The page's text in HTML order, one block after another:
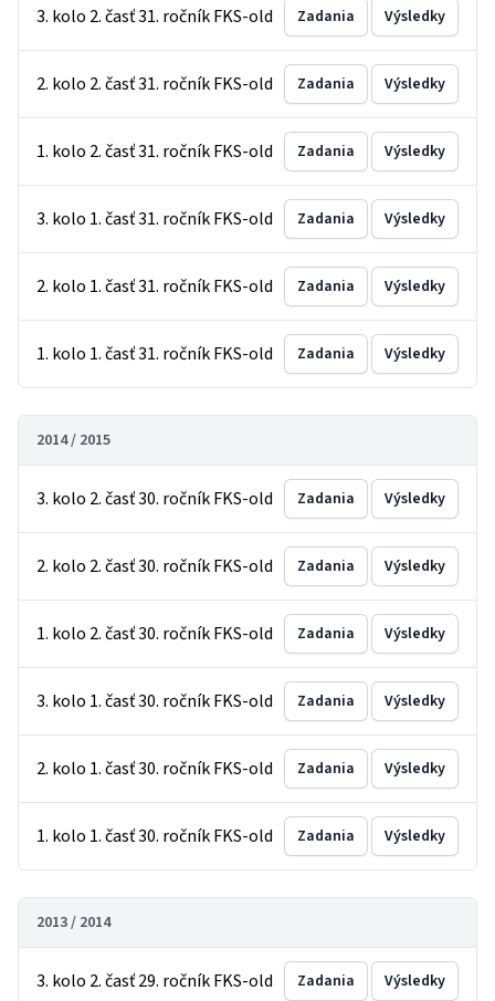
3. kolo 2. časť 31. ročník FKS-old Zadania Výsledky
2. kolo 2. časť 31. ročník FKS-old Zadania Výsledky
1. kolo 2. časť 31. ročník FKS-old Zadania Výsledky
3. kolo 1. časť 31. ročník FKS-old Zadania Výsledky
2. kolo 1. časť 31. ročník FKS-old Zadania Výsledky
1. kolo 1. časť 31. ročník FKS-old Zadania Výsledky
2014 / 2015
3. kolo 2. časť 30. ročník FKS-old Zadania Výsledky
2. kolo 2. časť 30. ročník FKS-old Zadania Výsledky
1. kolo 2. časť 30. ročník FKS-old Zadania Výsledky
3. kolo 1. časť 30. ročník FKS-old Zadania Výsledky
2. kolo 1. časť 30. ročník FKS-old Zadania Výsledky
1. kolo 1. časť 30. ročník FKS-old Zadania Výsledky
2013 / 2014
3. kolo 2. časť 29. ročník FKS-old Zadania Výsledky